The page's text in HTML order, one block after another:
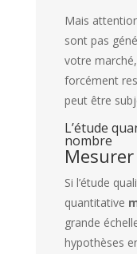
Mais
sont pas
votre
forcément
peut être
L’étude
nombre
Si l’étude
quantitative
grande
hypothèses